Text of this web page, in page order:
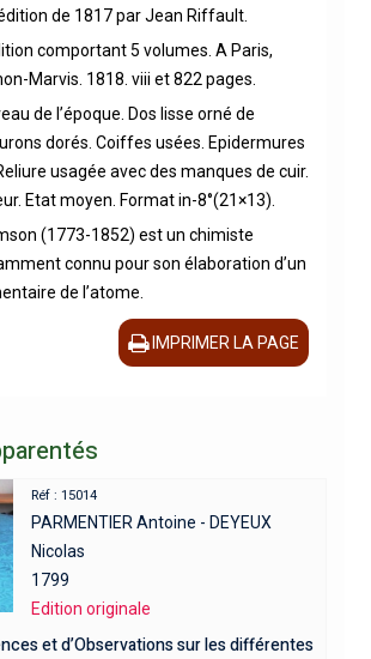
de 1817 par Jean Riffault.
comportant 5 volumes. A Paris,
Marvis. 1818. viii et 822 pages.
de l’époque. Dos lisse orné de
dorés. Coiffes usées. Epidermures
usagée avec des manques de cuir.
Etat moyen. Format in-8°(21×13).
(1773-1852) est un chimiste
connu pour son élaboration d’un
de l’atome.
IMPRIMER LA PAGE
Réf : 15014
PARMENTIER Antoine - DEYEUX
Nicolas
1799
Edition originale
et d’Observations sur les différentes